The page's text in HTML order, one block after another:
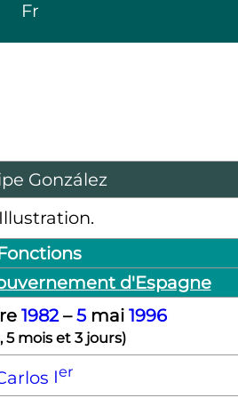
Fr
González
d'Espagne
1982–5mai 1996
5 mois et 3 jours)
Ier